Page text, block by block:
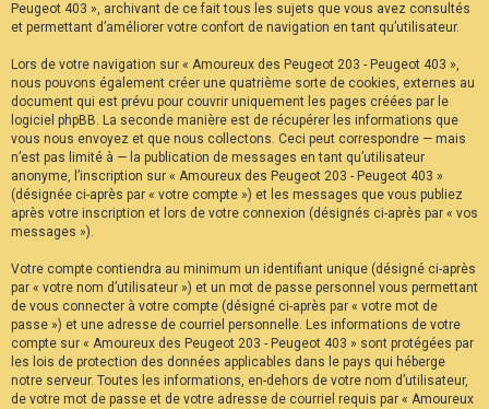
Peugeot 403 », archivant de ce fait tous les sujets que vous avez consultés
et permettant d’améliorer votre confort de navigation en tant qu’utilisateur.
Lors de votre navigation sur « Amoureux des Peugeot 203 - Peugeot 403 »,
nous pouvons également créer une quatrième sorte de cookies, externes au
document qui est prévu pour couvrir uniquement les pages créées par le
logiciel phpBB. La seconde manière est de récupérer les informations que
vous nous envoyez et que nous collectons. Ceci peut correspondre — mais
n’est pas limité à — la publication de messages en tant qu’utilisateur
anonyme, l’inscription sur « Amoureux des Peugeot 203 - Peugeot 403 »
(désignée ci-après par « votre compte ») et les messages que vous publiez
après votre inscription et lors de votre connexion (désignés ci-après par « vos
messages »).
Votre compte contiendra au minimum un identifiant unique (désigné ci-après
par « votre nom d’utilisateur ») et un mot de passe personnel vous permettant
de vous connecter à votre compte (désigné ci-après par « votre mot de
passe ») et une adresse de courriel personnelle. Les informations de votre
compte sur « Amoureux des Peugeot 203 - Peugeot 403 » sont protégées par
les lois de protection des données applicables dans le pays qui héberge
notre serveur. Toutes les informations, en-dehors de votre nom d’utilisateur,
de votre mot de passe et de votre adresse de courriel requis par « Amoureux